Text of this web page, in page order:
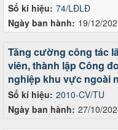
Số kí hiệu: 74/LĐLĐ
Ngày ban hành: 19/12/
Số kí hiệu: 2010-CV/TU
Ngày ban hành: 27/10/
Tăng cường công tác
viên, thành lập Công
nghiệp khu vực ngoài